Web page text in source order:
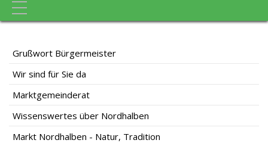
Toggle navigation
Grußwort Bürgermeister
Wir sind für Sie da
Marktgemeinderat
Wissenswertes über Nordhalben
Markt Nordhalben - Natur, Tradition